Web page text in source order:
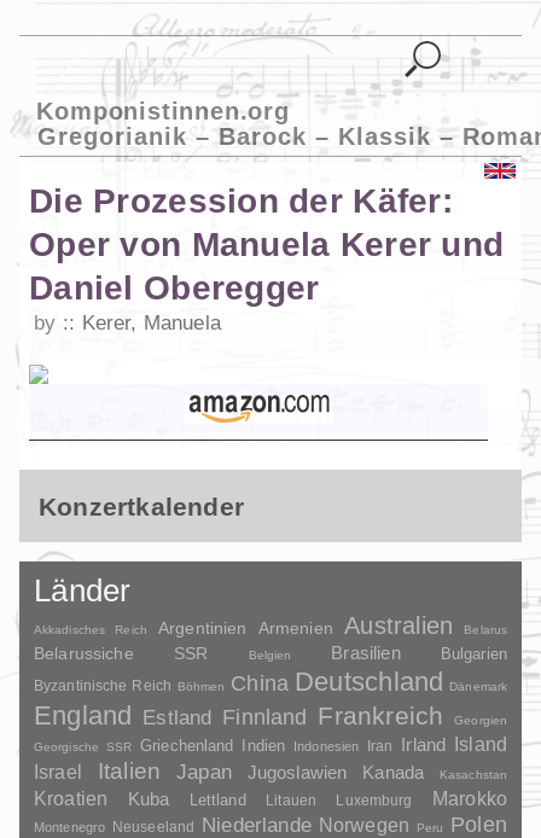
Komponistinnen.org
Gregorianik – Barock – Klassik –
Die Prozession der Käfer:
Oper von Manuela Kerer und
Daniel Oberegger
by Kerer, Manuela
Konzertkalender
Länder
Akkadisches Reich Argentinien Armenien Australien Belarus
Belarussiche SSR Belgien Brasilien Bulgarien
Byzantinische Reich Böhmen China Deutschland Dänemark
England Estland Finnland Frankreich
Georgien
Georgische SSR
Griechenland Indien Indonesien Iran Irland
Island
Israel
Italien Japan Jugoslawien Kanada Kasachstan
Kroatien Kuba Lettland Litauen Luxemburg Marokko
Montenegro Neuseeland Niederlande Norwegen Peru
Polen